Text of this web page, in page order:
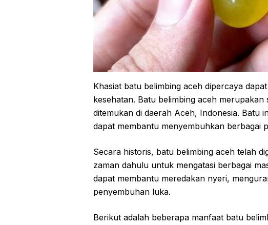
Khasiat batu belimbing aceh dipercaya
kesehatan. Batu belimbing aceh
ditemukan di daerah Aceh, Indonesia. Batu
dapat membantu menyembuhkan berbagai
Secara historis, batu belimbing aceh telah
zaman dahulu untuk mengatasi berbagai
dapat membantu meredakan nyeri,
penyembuhan luka.
Berikut adalah beberapa manfaat batu